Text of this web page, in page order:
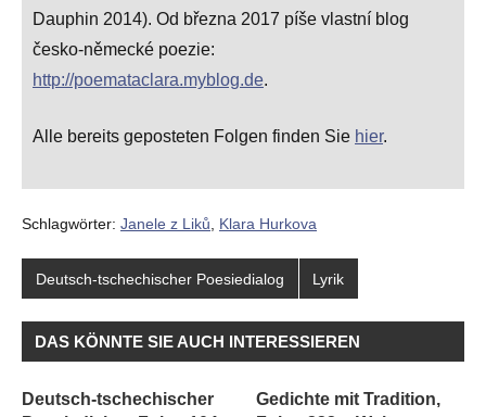
Dauphin 2014). Od března 2017 píše vlastní blog
česko-německé poezie:
http://poemataclara.myblog.de.
Alle bereits geposteten Folgen finden Sie hier.
Schlagwörter: Janele z Liků Klara Hurkova
Deutsch-tschechischer Poesiedialog Lyrik
DAS KÖNNTE SIE AUCH INTERESSIEREN
Deutsch-tschechischer
Gedichte mit Tradition,